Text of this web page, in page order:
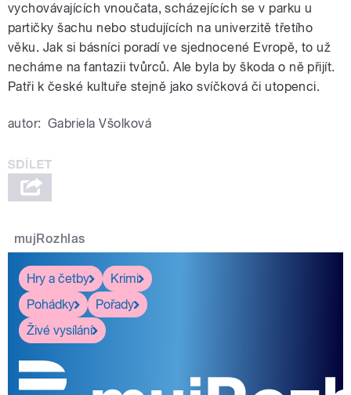
vychovávajících vnoučata, scházejících se v parku u
partičky šachu nebo studujících na univerzitě třetího
věku. Jak si básníci poradí ve sjednocené Evropě, to už
necháme na fantazii tvůrců. Ale byla by škoda o ně přijít.
Patři k české kultuře stejně jako svíčková či utopenci.
autor: Gabriela Všolková
mujRozhlas
Hry a četby
Krimi
Pohádky
Pořady
Živé vysílání